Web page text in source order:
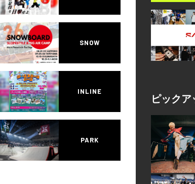
SNOW
INLINE
PARK
ピックア